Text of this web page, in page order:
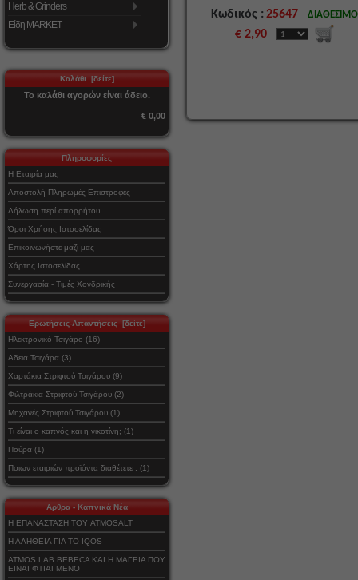
Herb & Grinders
Είδη MARKET
Καλάθι [δείτε]
Το καλάθι αγορών είναι άδειο.
€ 0,00
Πληροφορίες
Η Εταιρία μας
Αποστολή-Πληρωμές-Επιστροφές
Δήλωση περί απορρήτου
Όροι Χρήσης Ιστοσελίδας
Επικοινωνήστε μαζί μας
Χάρτης Ιστοσελίδας
Συνεργασία - Τιμές Χονδρικής
Ερωτήσεις-Απαντήσεις [δείτε]
Ηλεκτρονικό Τσιγάρο (16)
Αδεια Τσιγάρα (3)
Χαρτάκια Στριφτού Τσιγάρου (9)
Φιλτράκια Στριφτού Τσιγάρου (2)
Μηχανές Στριφτού Τσιγάρου (1)
Τι είναι ο καπνός και η νικοτίνη; (1)
Πούρα (1)
Ποιων εταιριών προϊόντα διαθέτετε ; (1)
Αρθρα - Καπνικά Νέα
Η ΕΠΑΝΑΣΤΑΣΗ ΤΟΥ ATMOSALT
Η ΑΛΗΘΕΙΑ ΓΙΑ ΤΟ IQOS
ATMOS LAB BEBECA ΚΑΙ Η ΜΑΓΕΙΑ ΠΟΥ
ΕΙΝΑΙ ΦΤΙΑΓΜΕΝΟ
Κωδικός : 25647 ΔΙΑΘΕΣΙΜΟ
€ 2,90